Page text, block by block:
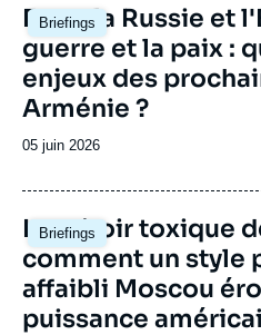
Briefings
Image
principale
Entre la Russie et
guerre et la paix :
enjeux des
Arménie ?
Date
publication
05 juin 2026
Briefings
Image
principale
Le miroir toxique
comment un style
affaibli Moscou
puissance